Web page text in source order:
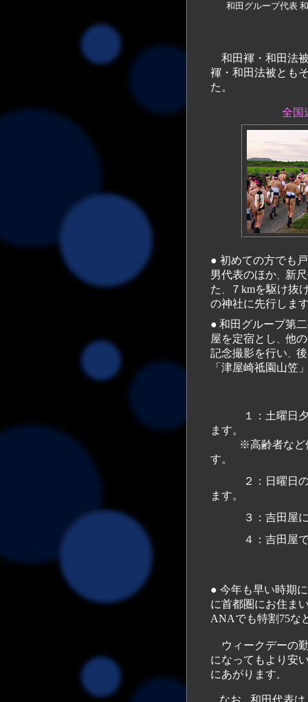
和田グループ代表
和田褌・和田法
褌・ 和田法被とも
た。
全国
● 初めての方でも戸惑うことなく安全に津屋崎祗園山笠を体験して頂けるよう、和田グループ和田義
男代表のほか、 新
た 、
７kmを駆け抜
の神社に先行しま
● 和田グループ第
屋を定宿とし 、 他
記念撮影を行い、
「津屋崎祗園山笠
１：土曜日夕刻
ます。
※高齢者など
す。
２：日曜日の宮
ます。
３：吉田屋に引
４：吉田屋で更
● 今年も早い時期に募集広告を出しましたが、早割航空券などを利用できるようにするためです。特
に首都圏にお住ま
ANAでも特割75な
ウィークデーの
になってもより安
にあがります。
なお 和田代表